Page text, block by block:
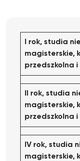
I rok, studia
magisterskie,
przedszkolna i
II rok, studia
magisterskie,
przedszkolna i
IV rok, studia
magisterskie,